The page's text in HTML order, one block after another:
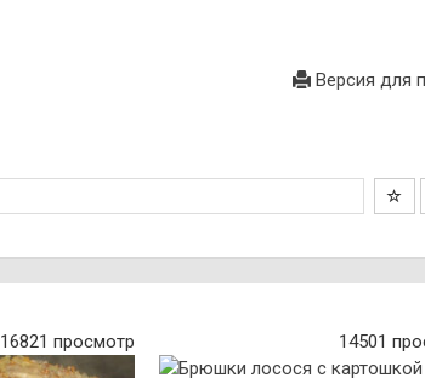
Версия для
16821 просмотр 14501